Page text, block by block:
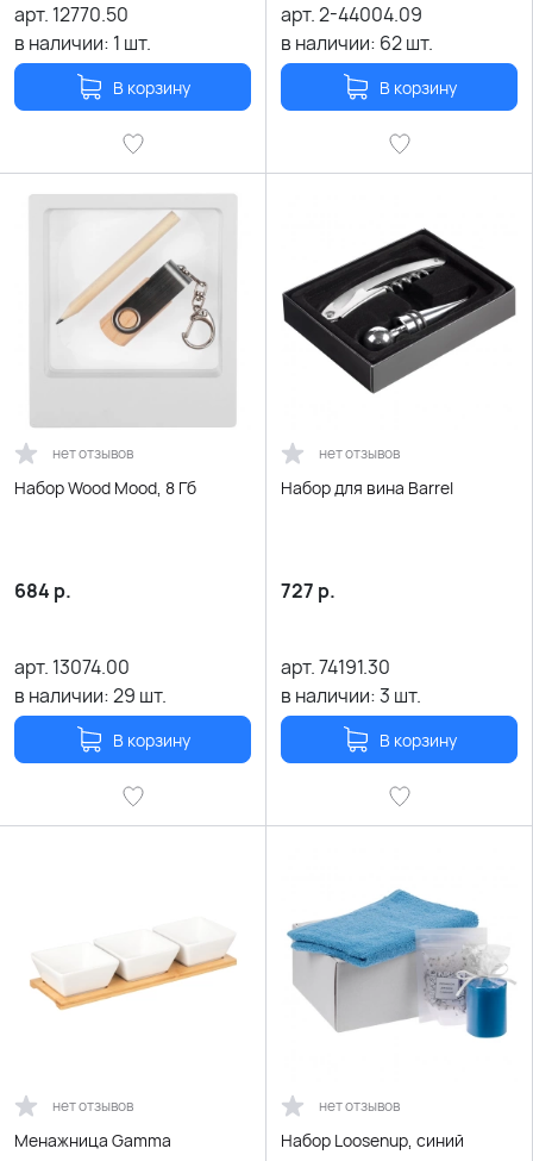
арт. 12770.50
в наличии: 1 шт.
В корзину
арт.2-44004.09
в наличии: 62шт.
В корзину
нет отзывов
Набор Wood Mood, 8 Гб
684 р.
арт. 13074.00
в наличии:29 шт.
В корзину
нет отзывов
Набор для вина Barrel
727 р.
арт.74191.30
в наличии:3 шт.
В корзину
нет отзывов
Менажница Gamma
нет отзывов
Набор Loosenup, синий